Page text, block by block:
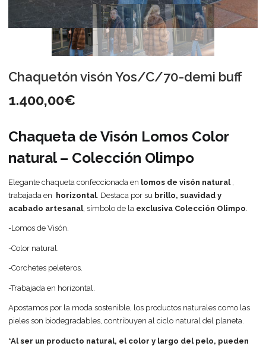
Chaquetón visón Yos/C/70-demi buff
1.400,00€
Chaqueta de Visón Lomos Color
natural – Colección Olimpo
Elegante chaqueta confeccionada en lomos de visón natural
trabajada en horizontal. Destaca por su brillo, suavidad y
acabado artesanal, símbolo de la exclusiva Colección Olimpo
-Lomos de Visón.
-Color natural.
-Corchetes peleteros.
-Trabajada en horizontal.
Apostamos por la moda sostenible, los productos naturales como las
pieles son biodegradables, contribuyen al ciclo natural del planeta.
*Al ser un producto natural, el color y largo del pelo, pueden